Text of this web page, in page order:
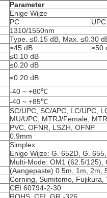
Parameter
Enige Wijze
PC
UPC
1310/1550nm
Type. ≤0.15 dB, Max. ≤0.30
≥45 dB ≥50
≤0.10 dB
≤0.20 dB
≤0.20 dB
-40 ~ +80℃
-40 ~ +85℃
SC/UPC, SC/APC, LC/UPC,
MU/UPC, MTRJ/Female,
PVC, OFNR, LSZH, OFNP
0.9mm
Simplex
Enige Wijze: G. 652D, G.
Multi-Mode: OM1 (62.5/125),
(Aangepaste) 0.5m, 1m, 2m,
Corning, Sumitomo, Fujikura,
CEI 60794-2-30